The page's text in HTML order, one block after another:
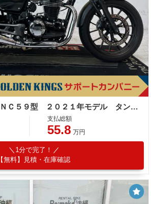
ホンダ ＧＢ３５０ ＮＣ５９型 ２０２１年モデル タンデムバー ＬＥＤヘッドライト ＬＥＤテールランプ
支払総額
55.8 万円
1分で完了！
【無料】見積・在庫確認